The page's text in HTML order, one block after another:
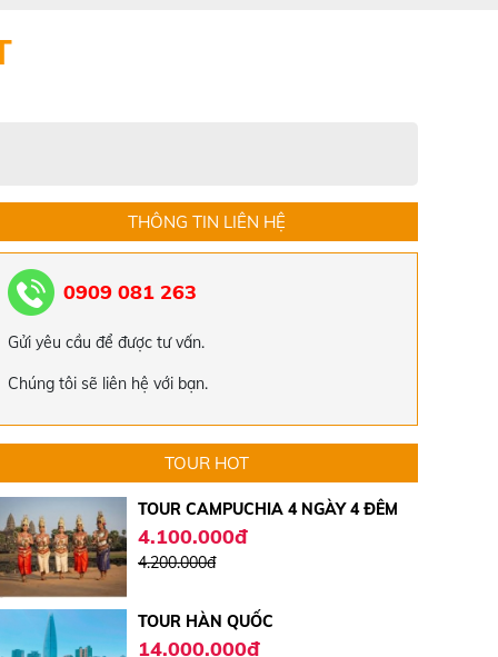
THÔNG TIN LIÊN HỆ
0909 081 263
Gửi yêu cầu để được tư vấn.
Chúng tôi sẽ liên hệ với bạn.
TOUR HOT
TOUR ĐÀ NẴNG - HỘI AN - HUẾ -
ĐỘNG THIÊN ĐƯỜNG TẾT ÂM LỊCH
5.550.000đ
TOUR HÀN QUỐC 4 NGÀY 4 ĐÊM
17.000.000đ
TOUR CAMPUCHIA 4 NGÀY 4 ĐÊM
4.100.000đ
4.200.000đ
TOUR HÀN QUỐC
15.000.000đ